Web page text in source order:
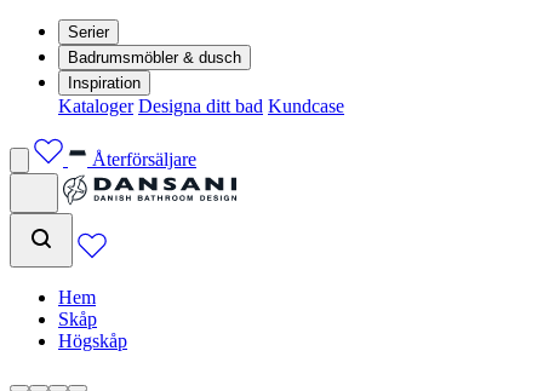
Serier
Badrumsmöbler & dusch
Inspiration
Kataloger Designa ditt bad Kundcase
Återförsäljare
Hem
Skåp
Högskåp